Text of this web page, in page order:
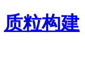
质粒构建